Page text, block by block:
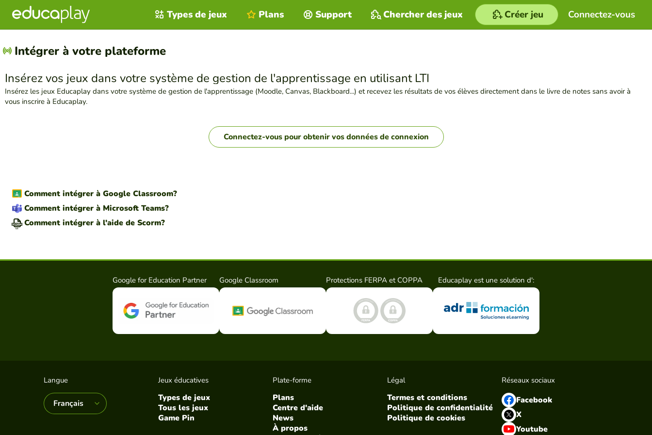
Connectez-vous
Types de jeux Plans Support Chercher des jeux Créer jeu
Intégrer à votre plateforme
Insérez vos jeux dans votre système de gestion de l'apprentissage en utilisant LTI
Insérez les jeux Educaplay dans votre système de gestion de l'apprentissage (Moodle, Canvas, Blackboard...) et recevez les résultats de vos élèves directement dans le livre de notes sans avoir à
vous inscrire à Educaplay.
Connectez-vous pour obtenir vos données de connexion
Comment intégrer à Google Classroom?
Comment intégrer à Microsoft Teams?
Comment intégrer à l'aide de Scorm?
Google for Education Partner Google Classroom Protections FERPA et COPPA Educaplay est une solution d':
Langue Jeux éducatives
Types de jeux
Tous les jeux
Game Pin
Plate-forme
Plans
Centre d'aide
News
À propos
Légal
Termes et conditions
Politique de confidentialité
Politique de cookies
Réseaux sociaux
Facebook
X
Youtube